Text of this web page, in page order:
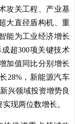
攻关工程、产业基
大直径盾构机、重
能为工业经济增长
超300项关键技术
加值同比分别增长
28%，新能源汽车
兴领域投资增势良
现两位数增长。